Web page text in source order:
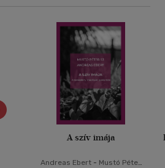
A szív imája
Andreas Ebert- Mustó Péter